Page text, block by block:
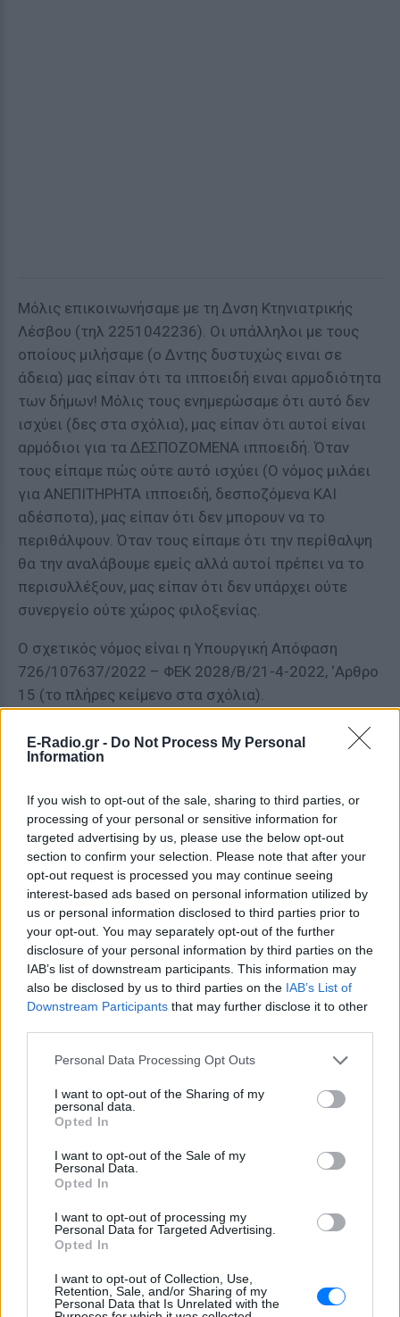
E-Radio.gr - Do Not Process My Personal
Information
If you wish to opt-out of the sale, sharing to third parties, or
processing of your personal or sensitive information for
targeted advertising by us, please use the below opt-out
section to confirm your selection. Please note that after your
opt-out request is processed you may continue seeing
interest-based ads based on personal information utilized by
us or personal information disclosed to third parties prior to
your opt-out. You may separately opt-out of the further
disclosure of your personal information by third parties on the
IAB’s list of downstream participants. This information may
also be disclosed by us to third parties on the IAB’s List of
Downstream Participants that may further disclose it to other
Personal Data Processing Opt Outs
I want to opt-out of the Sharing of my
personal data.
Opted In
I want to opt-out of the Sale of my
Personal Data.
Opted In
I want to opt-out of processing my
Personal Data for Targeted Advertising.
Opted In
I want to opt-out of Collection, Use,
Retention, Sale, and/or Sharing of my
Personal Data that Is Unrelated with the
Μόλις επικοινωνήσαμε με τη Δνση Κτηνιατρικής
Λέσβου (τηλ 2251042236). Οι υπάλληλοι με τους
οποίους μιλήσαμε (ο Δντης δυστυχώς ειναι σε
άδεια) μας είπαν ότι τα ιπποειδή ειναι αρμοδιότητα
των δήμων! Μόλις τους ενημερώσαμε ότι αυτό δεν
ισχύει (δες στα σχόλια), μας είπαν ότι αυτοί είναι
αρμόδιοι για τα ΔΕΣΠΟΖΟΜΕΝΑ ιπποειδή. Όταν
τους είπαμε πώς ούτε αυτό ισχύει (Ο νόμος μιλάει
για ΑΝΕΠΙΤΗΡΗΤΑ ιπποειδή, δεσποζόμενα ΚΑΙ
αδέσποτα), μας είπαν ότι δεν μπορουν να το
περιθάλψουν. Όταν τους είπαμε ότι την περίθαλψη
θα την αναλάβουμε εμείς αλλά αυτοί πρέπει να το
περισυλλέξουν, μας είπαν ότι δεν υπάρχει ούτε
συνεργείο ούτε χώρος φιλοξενίας.
Ο σχετικός νόμος είναι η Υπουργική Απόφαση
726/107637/2022 – ΦΕΚ 2028/B/21-4-2022, ‘Αρθρο
15 (το πλήρες κείμενο στα σχόλια).
Επί 1.5 ΧΡΟΝΟ η Περιφέρεια Βορείου Αιγαίου
συνεχίζει και παρανομεί! Εδώ και ΔΥΟ μήνες η
αναφορά στην Εισαγγελία Μυτιλήνης! ΠΟΣΑ ΑΛΟΓΑ
ΠΡΕΠΕΙ ΝΑ ΠΕΘΑΝΟΥΝ για να συγκινηθούν οι
αρμόδιοι και να εφαρμοστούν οι νόμοι σε αυτο το
νησί!;!;!»
ΔΙΑΦΗΜΙΣΗ